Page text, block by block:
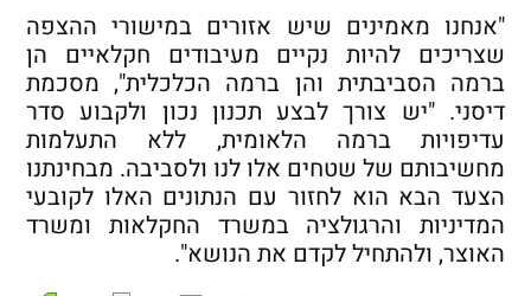
"אנחנו מאמינים שיש אזורים במישורי ההצפה
שצריכים להיות נקיים מעיבודים חקלאיים הן
ברמה הסביבתית והן ברמה הכלכלית", מסכמת
דיסני. "יש צורך לבצע תכנון נכון ולקבוע סדר
עדיפויות ברמה הלאומית, ללא התעלמות
מחשיבותם של שטחים אלו לנו ולסביבה. מבחינתנו
הצעד הבא הוא לחזור עם הנתונים האלו לקובעי
המדיניות והרגולציה במשרד החקלאות ומשרד
האוצר, ולהתחיל לקדם את הנושא".